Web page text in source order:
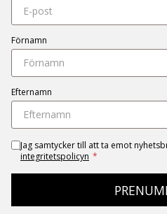
Förnamn
Efternamn
Jag samtycker till att ta emot
integritetspolicyn *